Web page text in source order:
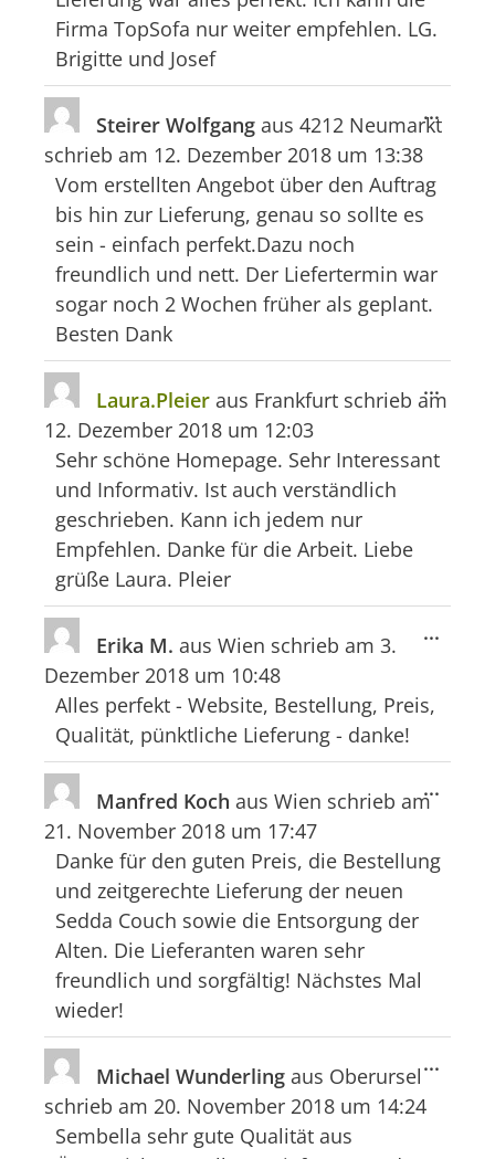
Firma TopSofa nur weiter empfehlen. LG.
Brigitte und Josef
Steirer Wolfgang aus 4212 Neumarkt
schrieb am 12. Dezember 2018 um 13:38
Vom erstellten Angebot über den Auftrag
bis hin zur Lieferung, genau so sollte es
sein - einfach perfekt.Dazu noch
freundlich und nett. Der Liefertermin war
sogar noch 2 Wochen früher als geplant.
Besten Dank
...
Laura.Pleier aus Frankfurt schrieb am
12. Dezember 2018 um 12:03
Sehr schöne Homepage. Sehr Interessant
und Informativ. Ist auch verständlich
geschrieben. Kann ich jedem nur
Empfehlen. Danke für die Arbeit. Liebe
grüße Laura. Pleier
...
Erika M. aus Wien schrieb am 3.
Dezember 2018 um 10:48
Alles perfekt - Website, Bestellung, Preis,
Qualität, pünktliche Lieferung - danke!
...
Manfred Koch aus Wien schrieb am
21. November 2018 um 17:47
Danke für den guten Preis, die Bestellung
und zeitgerechte Lieferung der neuen
Sedda Couch sowie die Entsorgung der
Alten. Die Lieferanten waren sehr
freundlich und sorgfältig! Nächstes Mal
wieder!
...
Michael Wunderling aus Oberursel
schrieb am 20. November 2018 um 14:24
Sembella sehr gute Qualität aus
...